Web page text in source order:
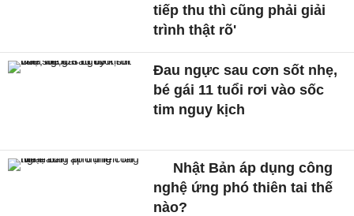
tiếp thu thì cũng phải giải
trình thật rõ'
Đau ngực sau cơn sốt nhẹ,
bé gái 11 tuổi rơi vào sốc
tim nguy kịch
Nhật Bản áp dụng công
nghệ ứng phó thiên tai thế
nào?